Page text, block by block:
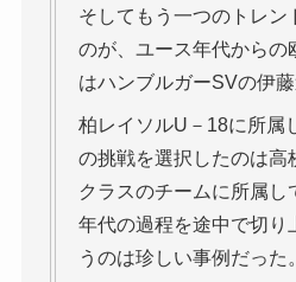
そしてもう一つのトレン
のが、ユース年代からの
はハンブルガーSVの伊藤
柏レイソルU－18に所属
の挑戦を選択したのは高
クラスのチームに所属し
年代の過程を途中で切り
うのは珍しい事例だった。